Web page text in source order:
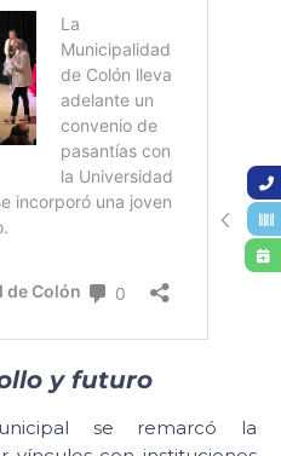
y futuro
se remarcó la